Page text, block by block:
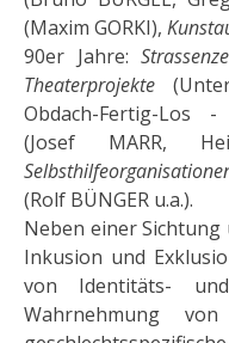
(Maxim GORKI),
90er Jahre:
Theaterprojekte
Obdach-Fertig-Los
(Josef MARR,
(Rolf BÜNGER u.a.).
Neben einer
Inkusion und
von Identitäts-
Wahrnehmung